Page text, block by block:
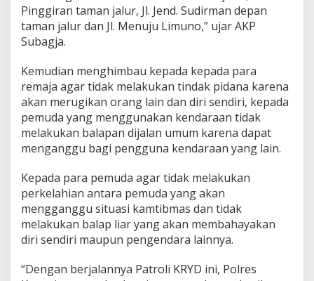
Pinggiran taman jalur, Jl. Jend. Sudirman depan
taman jalur dan Jl. Menuju Limuno,” ujar AKP
Subagja.
Kemudian menghimbau kepada kepada para
remaja agar tidak melakukan tindak pidana karena
akan merugikan orang lain dan diri sendiri, kepada
pemuda yang menggunakan kendaraan tidak
melakukan balapan dijalan umum karena dapat
menganggu bagi pengguna kendaraan yang lain.
Kepada para pemuda agar tidak melakukan
perkelahian antara pemuda yang akan
mengganggu situasi kamtibmas dan tidak
melakukan balap liar yang akan membahayakan
diri sendiri maupun pengendara lainnya.
“Dengan berjalannya Patroli KRYD ini, Polres